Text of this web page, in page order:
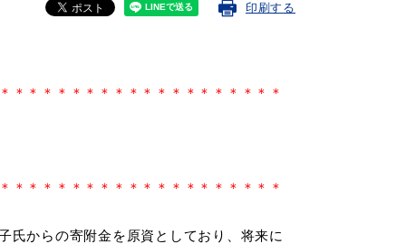
印刷する
＊＊＊＊＊＊＊＊＊＊＊＊＊＊＊＊＊＊＊
＊＊＊＊＊＊＊＊＊＊＊＊＊＊＊＊＊＊＊
からの寄附金を原資としており、将来に